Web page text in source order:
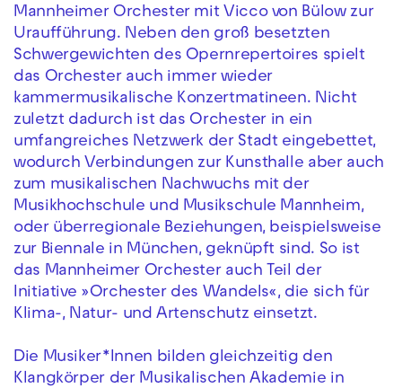
Mannheimer Orchester mit Vicco von Bülow zur
Uraufführung. Neben den groß besetzten
Schwergewichten des Opernrepertoires spielt
das Orchester auch immer wieder
kammermusikalische Konzertmatineen. Nicht
zuletzt dadurch ist das Orchester in ein
umfangreiches Netzwerk der Stadt eingebettet,
wodurch Verbindungen zur Kunsthalle aber auch
zum musikalischen Nachwuchs mit der
Musikhochschule und Musikschule Mannheim,
oder überregionale Beziehungen, beispielsweise
zur Biennale in München, geknüpft sind. So ist
das Mannheimer Orchester auch Teil der
Initiative »Orchester des Wandels«, die sich für
Klima-, Natur- und Artenschutz einsetzt.
Die Musiker*Innen bilden gleichzeitig den
Klangkörper der Musikalischen Akademie in